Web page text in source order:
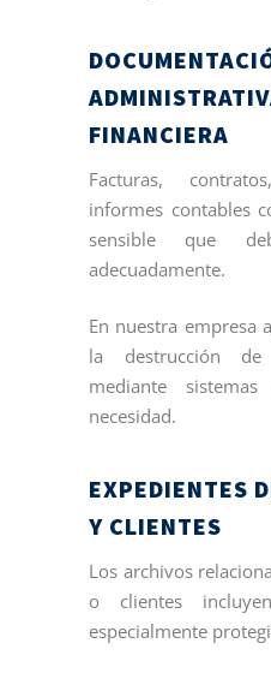
FINANCIERA
Facturas,
informes contables
sensible que
adecuadamente.
En nuestra empresa
la destrucción de
mediante
necesidad.
EXPEDIENTES
Y CLIENTES
Los archivos
o clientes
especialmente